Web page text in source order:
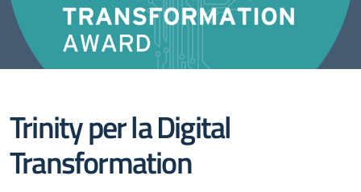
Trinity per la Digital
Transformation